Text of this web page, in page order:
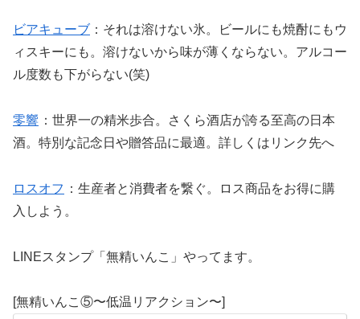
ビアキューブ ：それは溶けない氷。ビールにも焼酎にもウ
ィスキーにも。溶けないから味が薄くならない。アルコー
ル度数も下がらない(笑)
零響 ：世界一の精米歩合。さくら酒店が誇る至高の日本
酒。特別な記念日や贈答品に最適。詳しくはリンク先へ
ロスオフ ：生産者と消費者を繋ぐ。ロス商品をお得に購
入しよう。
LINEスタンプ「無精いんこ」やってます。
[無精いんこ⑤〜低温リアクション〜]